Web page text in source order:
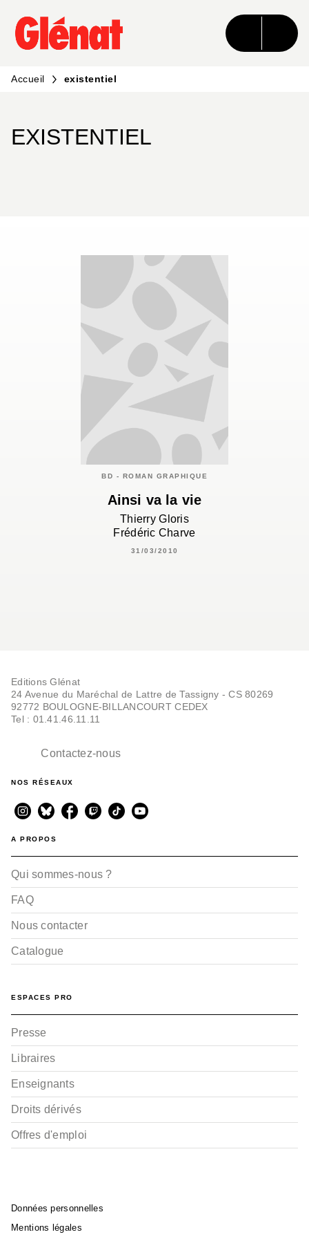
MENU RECHERCHE CONTENU
PIED DE PAGE
Accueil existentiel
EXISTENTIEL
BD - ROMAN GRAPHIQUE
Ainsi va la vie
Thierry Gloris
Frédéric Charve
31/03/2010
Editions Glénat
24 Avenue du Maréchal de Lattre de Tassigny - CS 80269
92772 BOULOGNE-BILLANCOURT CEDEX
Tel : 01.41.46.11.11
Contactez-nous
NOS RÉSEAUX
A PROPOS
Qui sommes-nous ?
FAQ
Nous contacter
Catalogue
ESPACES PRO
Presse
Libraires
Enseignants
Droits dérivés
Offres d'emploi
Données personnelles
Mentions légales